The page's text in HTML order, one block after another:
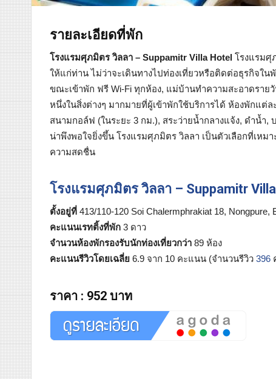
รายละเอียดที่พัก
โรงแรมศุภมิตร วิลลา – Suppamitr Villa Hotel โรงแรมศุ
ให้แก่ท่าน ไม่ว่าจะเดินทางไปท่องเที่ยวหรือติดต่อธุรกิจใ
ขณะเข้าพัก ฟรี Wi-Fi ทุกห้อง, แม่บ้านทำความสะอาดราย
หนึ่งในสิ่งต่างๆ มากมายที่ผู้เข้าพักใช้บริการได้ ห้องพักแต่
สนามกอล์ฟ (ในระยะ 3 กม.), สระว่ายน้ำกลางแจ้ง, ดำน้ำ,
น่าพึงพอใจยิ่งขึ้น โรงแรมศุภมิตร วิลลา เป็นตัวเลือกที่เหม
ความสดชื่น
โรงแรมศุภมิตร วิลลา – Suppamitr
ตั้งอยู่ที่ 413/110-120 Soi Chalermphrakiat 18,
คะแนนเรทติ้งที่พัก 3 ดาว
จำนวนห้องพักรองรับนักท่องเที่ยวกว่า 89 ห้อง
คะแนนรีวิวโดยเฉลี่ย 6.9 จาก 10 คะแนน (จำนวนรีวิว 396
ราคา : 952 บาท